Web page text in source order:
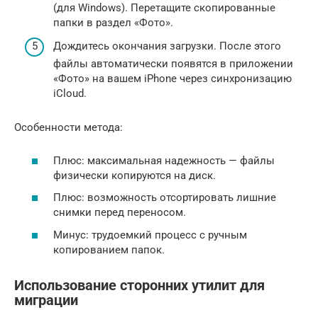
(для Windows). Перетащите скопированные
папки в раздел «Фото».
Дождитесь окончания загрузки. После этого
файлы автоматически появятся в приложении
«Фото» на вашем iPhone через синхронизацию
iCloud.
Особенности метода:
Плюс: максимальная надежность — файлы
физически копируются на диск.
Плюс: возможность отсортировать лишние
снимки перед переносом.
Минус: трудоемкий процесс с ручным
копированием папок.
Использование сторонних утилит для
миграции